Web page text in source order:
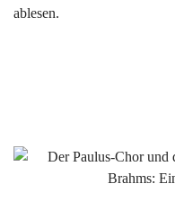
ablesen.